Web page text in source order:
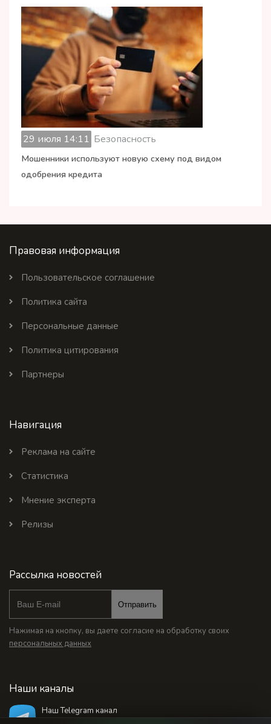
29 июля 14:11 Безопасность
Мошенники используют новую схему под видом
одобрения кредита
Правовая информация
Пользовательское соглашение
Политика сайта
Персональные данные
Политика цитирования
Партнеры
Навигация
Реклама на сайте
Статистика
Мнение эксперта
Релизы
Рассылка новостей
Отправить
Нажимая на кнопку, вы даете согласие на обработку своих
персональных данных
Наши каналы
Наш Telegram канал